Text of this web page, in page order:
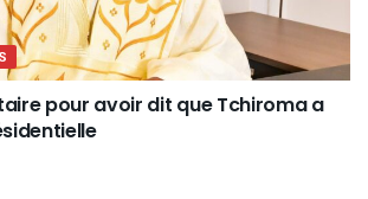
pour avoir dit que Tchiroma a